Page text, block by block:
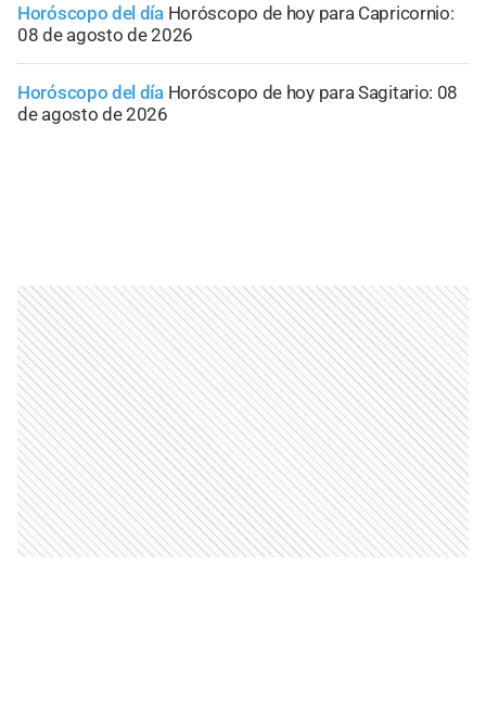
Horóscopo del día Horóscopo de hoy para Capricornio:
08 de agosto de 2026
Horóscopo del día Horóscopo de hoy para Sagitario: 08
de agosto de 2026